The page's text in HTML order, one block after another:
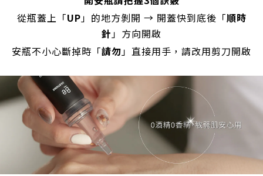
從瓶蓋上「UP 」的地方剝開 → 開蓋快到底後「順時
針 」方向開啟
安瓶不小心斷掉時「請勿 」直接用手，請改用剪刀開啟